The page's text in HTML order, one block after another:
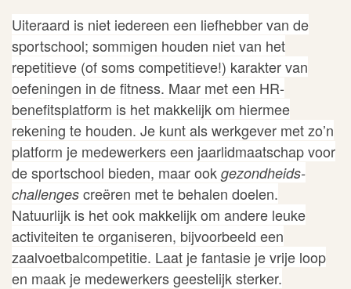
Uiteraard is niet iedereen een liefhebber van de
sportschool; sommigen houden niet van het
repetitieve (of soms competitieve!) karakter van
oefeningen in de fitness. Maar met een HR-
benefitsplatform is het makkelijk om hiermee
rekening te houden. Je kunt als werkgever met zo’n
platform je medewerkers een jaarlidmaatschap voor
de sportschool bieden, maar ook gezondheids-
challenges creëren met te behalen doelen.
Natuurlijk is het ook makkelijk om andere leuke
activiteiten te organiseren, bijvoorbeeld een
zaalvoetbalcompetitie. Laat je fantasie je vrije loop
en maak je medewerkers geestelijk sterker.